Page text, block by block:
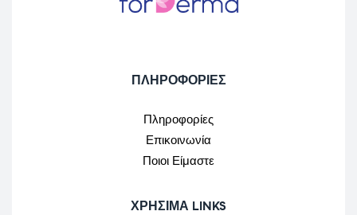
ΠΛΗΡΟΦΟΡΙΕΣ
Πληροφορίες
Επικοινωνία
Ποιοι Είμαστε
ΧΡΉΣΙΜΑ LINKS